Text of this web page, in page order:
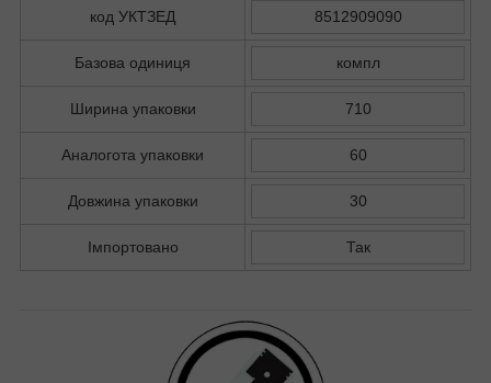
код УКТЗЕД 8512909090
Базова одиниця компл
Ширина упаковки 710
Аналогота упаковки 60
Довжина упаковки 30
Імпортовано Так